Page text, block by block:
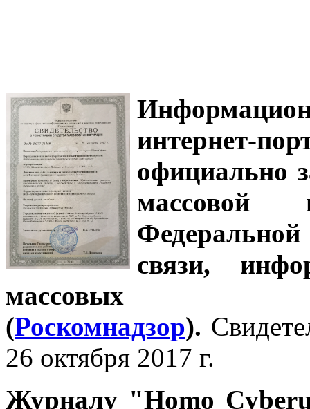
интернет-
официально
связи,
массовых
(Роскомнадзор).
26 октября 2017 г.
Журналу "Homo